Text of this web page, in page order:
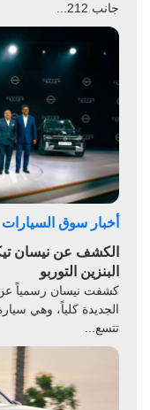
جانب 212...
أخبار سوق السيارات
الكشف عن نيسان
البنزين التوربو
تتسع...